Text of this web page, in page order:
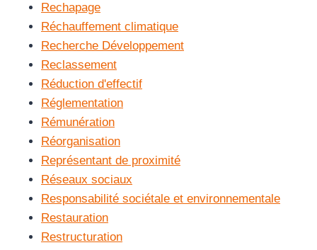
Rechapage
Réchauffement climatique
Recherche Développement
Reclassement
Réduction d'effectif
Réglementation
Rémunération
Réorganisation
Représentant de proximité
Réseaux sociaux
Responsabilité sociétale et environnementale
Restauration
Restructuration